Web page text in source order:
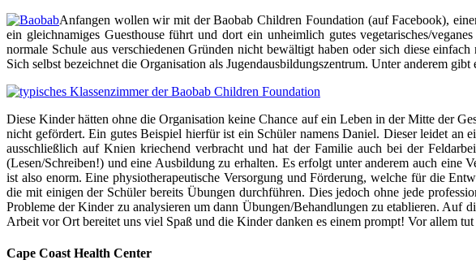
Anfangen wollen wir mit der Baobab Children Foundation (auf Facebook),
ein gleichnamiges Guesthouse führt und dort ein unheimlich gutes vegetarisches/
normale Schule aus verschiedenen Gründen nicht bewältigt haben oder sich diese
Sich selbst bezeichnet die Organisation als Jugendausbildungszentrum. Unter anderem
Diese Kinder hätten ohne die Organisation keine Chance auf ein Leben in der Mitte der
nicht gefördert. Ein gutes Beispiel hierfür ist ein Schüler namens Daniel. Dieser leidet an
ausschließlich auf Knien kriechend verbracht und hat der Familie auch bei der
(Lesen/Schreiben!) und eine Ausbildung zu erhalten. Es erfolgt unter anderem auch
ist also enorm. Eine physiotherapeutische Versorgung und Förderung, welche für die
die mit einigen der Schüler bereits Übungen durchführen. Dies jedoch ohne jede
Probleme der Kinder zu analysieren um dann Übungen/Behandlungen zu etablieren. Auf
Arbeit vor Ort bereitet uns viel Spaß und die Kinder danken es einem prompt! Vor allem
Cape Coast Health Center